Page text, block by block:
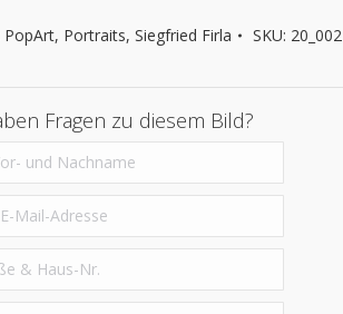
PopArt, Portraits, Siegfried Firla SKU: 20_002
Fragen zu diesem Bild?